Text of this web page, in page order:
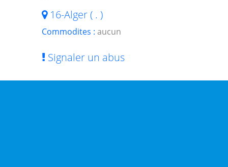
16-Alger ( . )
Commodites :aucun
Signaler un abus